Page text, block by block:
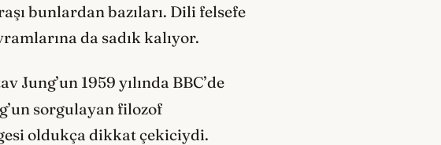
bunlardan bazıları. Dili felsefe
da sadık kalıyor.
1959 yılında BBC’de
sorgulayan filozof
oldukça dikkat çekiciydi.